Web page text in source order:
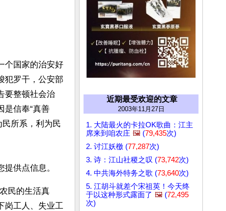
个国家的治安好
犯罗干，公安部
要整顿社会治
是信奉“真善
所系，利为民
供点信息。
民的生活真
岗工人、失业工
近期最受欢迎的文章
2003年11月27日
1. 大陆最火的卡拉OK歌曲：江主
席来到咱农庄 🖼️ (79,435次)
2. 讨江妖檄 (77,287次)
3. 诗：江山社稷之叹 (73,742次)
4. 中共海外特务之歌 (73,640次)
5. 江胡斗就差个宋祖英！今天终
于以这种形式露面了 🖼️ (72,495
次)